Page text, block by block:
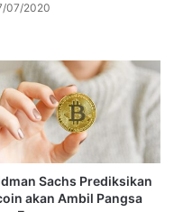
07/2020
Sachs Prediksikan
akan Ambil Pangsa